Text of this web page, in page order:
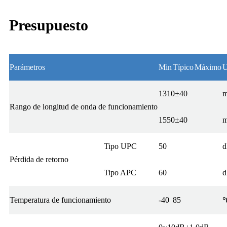
Presupuesto
Parámetros MinTípicoMáximo
Rango de longitud de onda de funcionamiento
1310±40
1550±40
Pérdida de retorno
Tipo UPC 50
Tipo APC 60
Temperatura de funcionamiento -40 85